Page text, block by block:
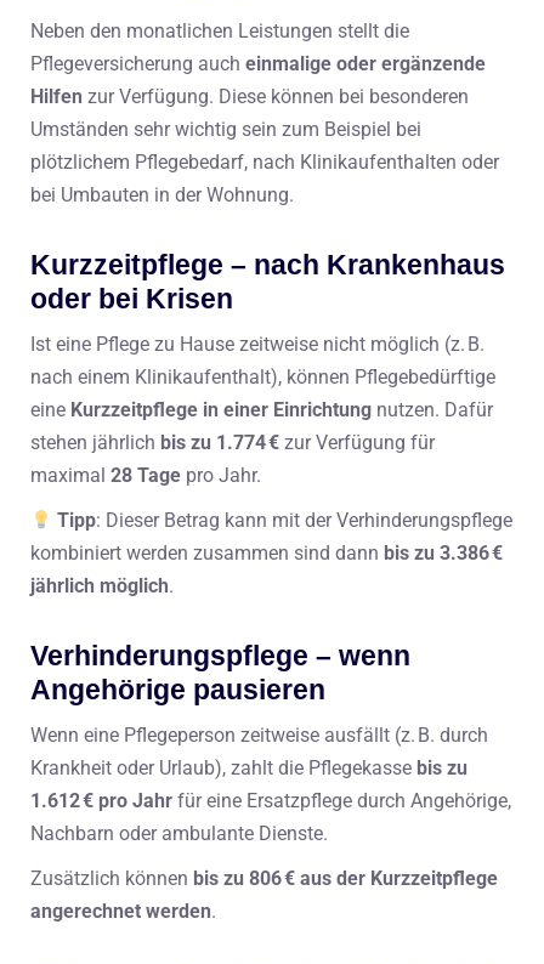
Neben den monatlichen Leistungen stellt die
Pflegeversicherung auch einmalige oder ergänzende
Hilfen zur Verfügung. Diese können bei besonderen
Umständen sehr wichtig sein zum Beispiel bei
plötzlichem Pflegebedarf, nach Klinikaufenthalten oder
bei Umbauten in der Wohnung.
Kurzzeitpflege – nach Krankenhaus
oder bei Krisen
Ist eine Pflege zu Hause zeitweise nicht möglich (z. B.
nach einem Klinikaufenthalt), können Pflegebedürftige
eine Kurzzeitpflege in einer Einrichtung nutzen. Dafür
stehen jährlich bis zu 1.774 € zur Verfügung für
maximal 28 Tage pro Jahr.
Tipp: Dieser Betrag kann mit der Verhinderungspflege
kombiniert werden zusammen sind dann bis zu 3.386 €
jährlich möglich.
Verhinderungspflege – wenn
Angehörige pausieren
Wenn eine Pflegeperson zeitweise ausfällt (z. B. durch
Krankheit oder Urlaub), zahlt die Pflegekasse bis zu
1.612 € pro Jahr für eine Ersatzpflege durch Angehörige,
Nachbarn oder ambulante Dienste.
Zusätzlich können bis zu 806 € aus der Kurzzeitpflege
angerechnet werden.